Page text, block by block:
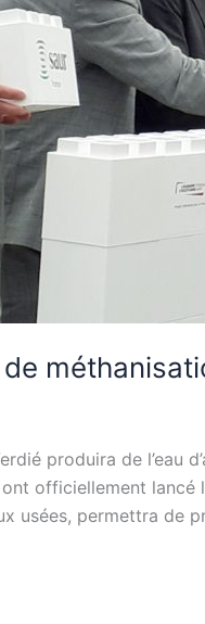
produira de l’eau
officiellement
usées, permettra de